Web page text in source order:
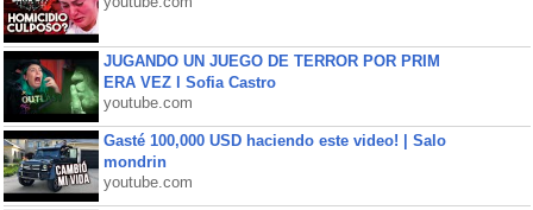
JUGANDO UN JUEGO DE TERROR POR PRIM
ERA VEZ l Sofia Castro
youtube.com
Gasté 100,000 USD haciendo este video! | Salo
mondrin
youtube.com